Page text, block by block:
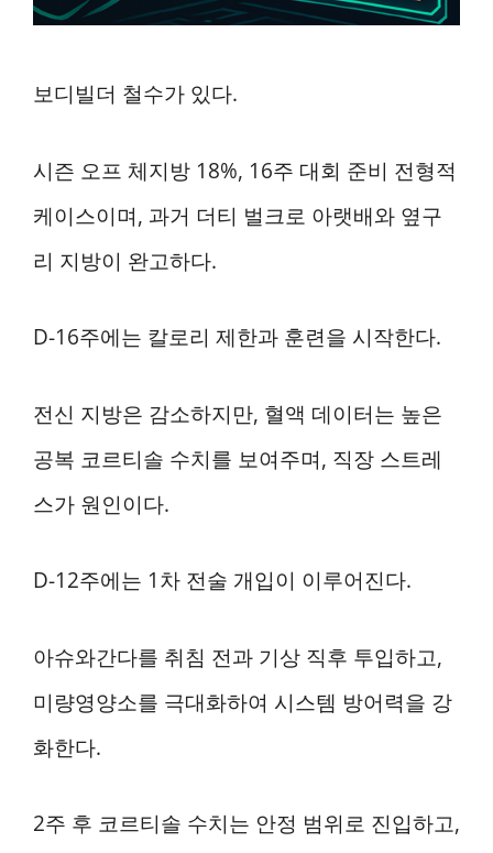
보디빌더 철수가 있다.
시즌 오프 체지방 18%, 16주 대회 준비 전형적
케이스이며, 과거 더티 벌크로 아랫배와 옆구
리 지방이 완고하다.
D-16주에는 칼로리 제한과 훈련을 시작한다.
전신 지방은 감소하지만, 혈액 데이터는 높은
공복 코르티솔 수치를 보여주며, 직장 스트레
스가 원인이다.
D-12주에는 1차 전술 개입이 이루어진다.
아슈와간다를 취침 전과 기상 직후 투입하고,
미량영양소를 극대화하여 시스템 방어력을 강
화한다.
2주 후 코르티솔 수치는 안정 범위로 진입하고,